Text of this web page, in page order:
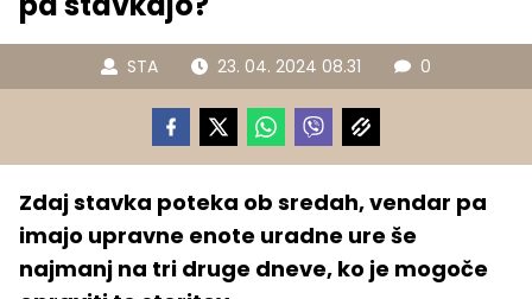
STA 23. 04. 2024 08.31 0
Zdaj stavka poteka ob sredah, vendar pa
imajo upravne enote uradne ure še
najmanj na tri druge dneve, ko je mogoče